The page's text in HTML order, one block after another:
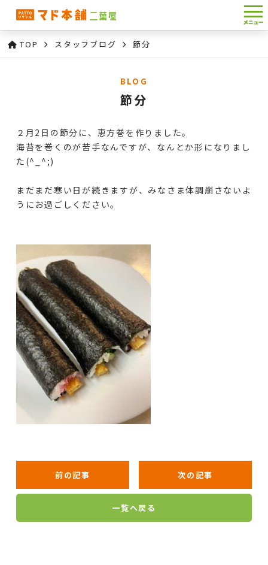
TOP スタッフブログ 節分
BLOG
節分
２月2日の節分に、恵方巻を作りました。
海苔を巻くのが苦手なんですが、なんとか形になりまし
た(^_^;)
まだまだ寒い日が続きますが、みなさま体調崩さないよ
うにお過ごしください。
前の記事 次の記事
一覧へ戻る